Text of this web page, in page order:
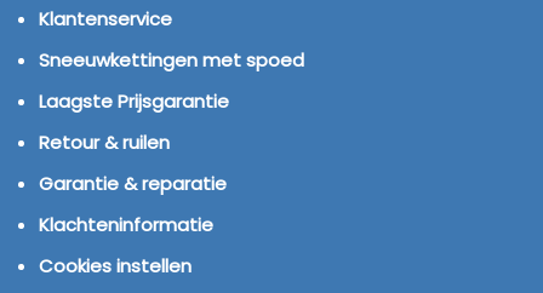
Klantenservice
Sneeuwkettingen met spoed
Laagste Prijsgarantie
Retour & ruilen
Garantie & reparatie
Klachteninformatie
Cookies instellen